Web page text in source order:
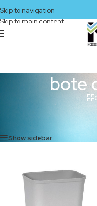
Skip to navigation
Skip to main content
bote
Productos etiquetados
Show sidebar